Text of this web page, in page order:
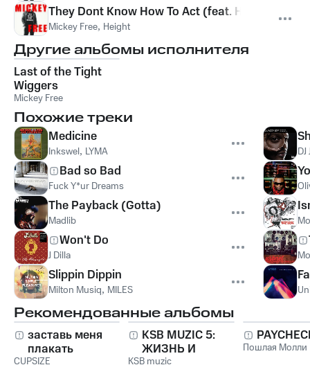
They Dont Know How To Act (feat. Height)
Mickey Free, Height
Другие альбомы исполнителя
Last of the Tight
Wiggers
Mickey Free
Похожие треки
Medicine
Inkswel, LYMA
Bad so Bad
Fuck Y*ur Dreams
The Payback (Gotta)
Madlib
Won't Do
J Dilla
Slippin Dippin
Milton Musiq, MILES
Рекомендованные альбомы
заставь меня
плакать
CUPSIZE
KSB MUZIC 5:
ЖИЗНЬ И
СТРАДАНИЯ
KSB muzic
Пошлая Молли